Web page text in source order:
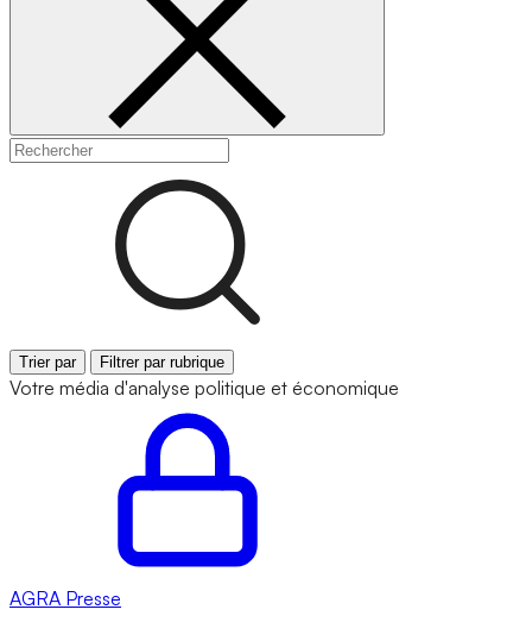
Trier par Filtrer par rubrique
Votre média d'analyse politique et économique
AGRA Presse